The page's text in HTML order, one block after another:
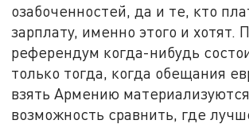
озабоченностей, да и те, кто
зарплату, именно этого и хотят.
референдум когда-нибудь
только тогда, когда обещания
взять Армению
возможность сравнить, где